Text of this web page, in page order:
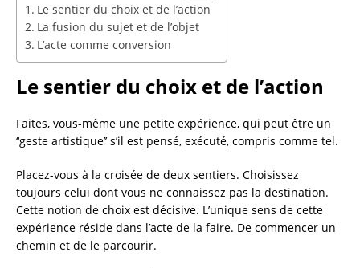
Le sentier du choix et de l’action
La fusion du sujet et de l’objet
L’acte comme conversion
Le sentier du choix et de l’action
Faites, vous-même une petite expérience, qui peut être un
‘‘geste artistique’’ s’il est pensé, exécuté, compris comme tel.
Placez-vous à la croisée de deux sentiers. Choisissez
toujours celui dont vous ne connaissez pas la destination.
Cette notion de choix est décisive. L’unique sens de cette
expérience réside dans l’acte de la faire. De commencer un
chemin et de le parcourir.